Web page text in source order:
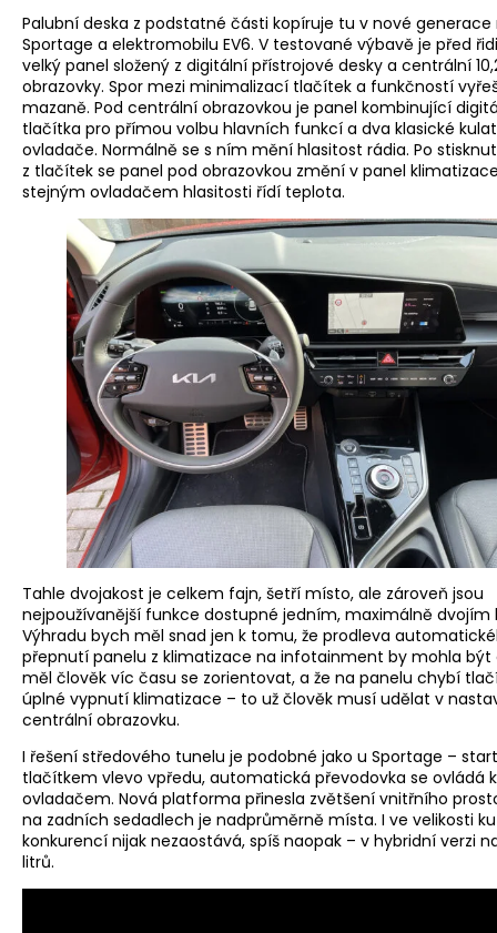
Palubní deska z podstatné části kopíruje tu v nové
Sportage a elektromobilu EV6. V testované výbavě je před
velký panel složený z digitální přístrojové desky a centrální
obrazovky. Spor mezi minimalizací tlačítek a funkčností
mazaně. Pod centrální obrazovkou je panel kombinující
tlačítka pro přímou volbu hlavních funkcí a dva klasické
ovladače. Normálně se s ním mění hlasitost rádia. Po
z tlačítek se panel pod obrazovkou změní v panel
stejným ovladačem hlasitosti řídí teplota.
Tahle dvojakost je celkem fajn, šetří místo, ale zároveň jsou
nejpoužívanější funkce dostupné jedním, maximálně dvojím
Výhradu bych měl snad jen k tomu, že prodleva
přepnutí panelu z klimatizace na infotainment by mohla být
měl člověk víc času se zorientovat, a že na panelu chybí
úplné vypnutí klimatizace – to už člověk musí udělat v
centrální obrazovku.
I řešení středového tunelu je podobné jako u Sportage –
tlačítkem vlevo vpředu, automatická převodovka se ovládá
ovladačem. Nová platforma přinesla zvětšení vnitřního
na zadních sedadlech je nadprůměrně místa. I ve velikosti
konkurencí nijak nezaostává, spíš naopak – v hybridní verzi
litrů.